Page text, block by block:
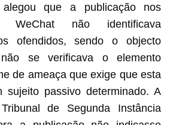
que a publicação nos
WeChat não identificava
ofendidos, sendo o objecto
se verificava o elemento
de ameaça que exige que esta
sujeito passivo determinado. A
de Segunda Instância